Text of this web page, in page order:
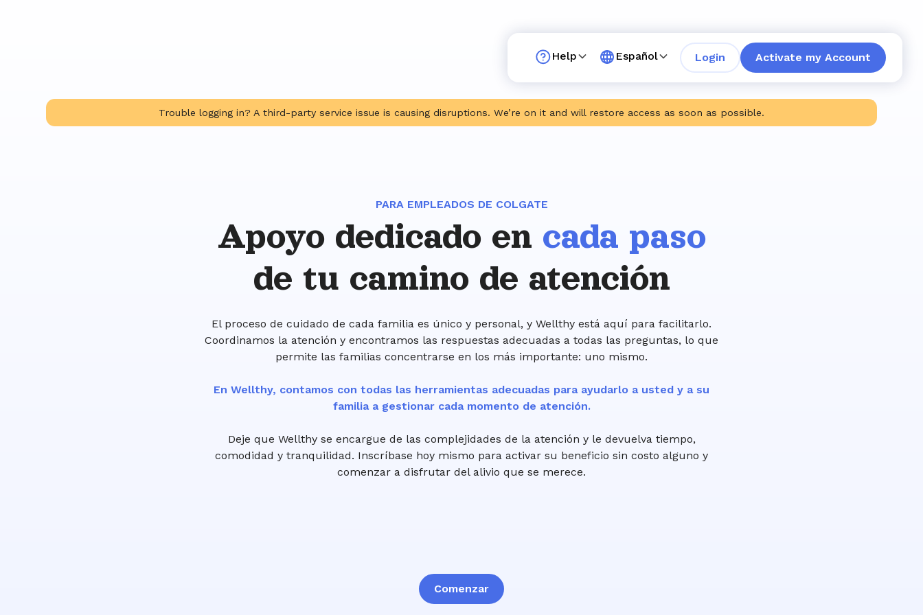
Help Español Login Activate my Account
Trouble logging in? A third-party service issue is causing disruptions. We’re on it and will restore access as soon as possible.
PARA EMPLEADOS DE COLGATE
Apoyo dedicado en cada paso
de tu camino de atención
El proceso de cuidado de cada familia es único y personal, y Wellthy está aquí para facilitarlo.
Coordinamos la atención y encontramos las respuestas adecuadas a todas las preguntas, lo que
permite las familias concentrarse en los más importante: uno mismo.
En Wellthy, contamos con todas las herramientas adecuadas para ayudarlo a usted y a su
familia a gestionar cada momento de atención.
Deje que Wellthy se encargue de las complejidades de la atención y le devuelva tiempo,
comodidad y tranquilidad. Inscríbase hoy mismo para activar su beneficio sin costo alguno y
comenzar a disfrutar del alivio que se merece.
Comenzar